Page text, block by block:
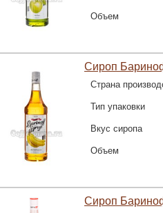
Объем
Сироп
Страна
Тип упаковки
Вкус сиропа
Объем
Сироп